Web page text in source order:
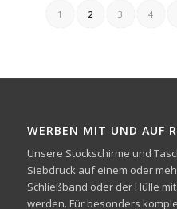
1 2 3 4
WERBEN MIT UND AUF
Unsere Stockschirme und
Siebdruck auf einem oder
Schließband oder der Hülle
werden. Für besonders